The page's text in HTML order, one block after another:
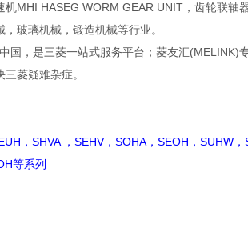
MHI HASEG WORM GEAR UNIT，齿轮联轴
玻璃机械，锻造机械等行业。
国，是三菱一站式服务平台；菱友汇(MELINK)
菱疑难杂症。
，SHVA ， SEHV，SOHA，SEOH，SUHW
等系列